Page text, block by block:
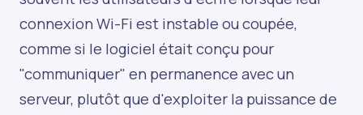
connexion Wi-Fi est instable ou coupée,
comme si le logiciel était conçu pour
"communiquer" en permanence avec un
serveur, plutôt que d'exploiter la puissance de